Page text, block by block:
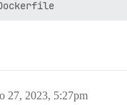
27, 2023, 5:27pm